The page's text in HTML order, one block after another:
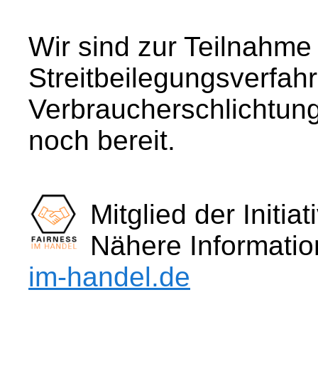
Wir sind zur
noch bereit.
Mitglied der
Nähere
im-handel.de